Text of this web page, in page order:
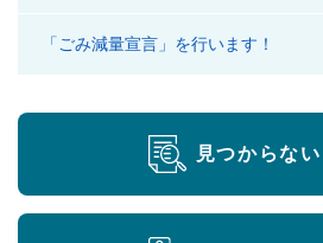
「ごみ減量宣言」を行います！
見つからな